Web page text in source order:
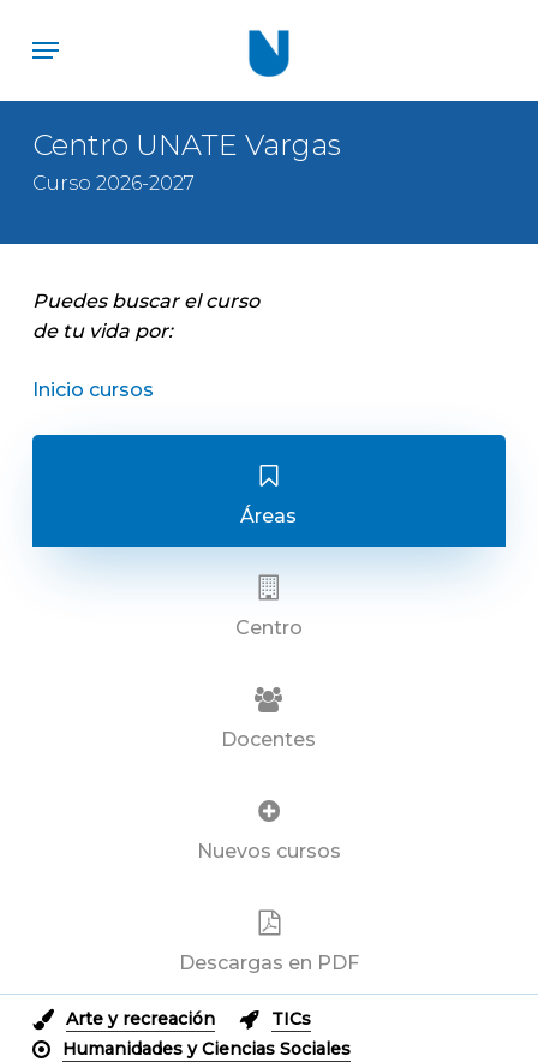
content
Menu
Centro UNATE Vargas
Curso 2026-2027
Puedes buscar el curso
de tu vida por:
Inicio cursos
Áreas
Centro
Docentes
Nuevos cursos
Descargas en PDF
Arte y recreación
TICs
Humanidades y Ciencias Sociales